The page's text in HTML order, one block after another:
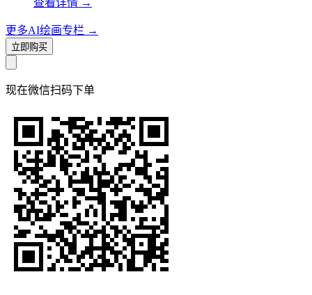
查看详情 →
更多AI绘画专栏 →
立即购买
现在微信扫码下单